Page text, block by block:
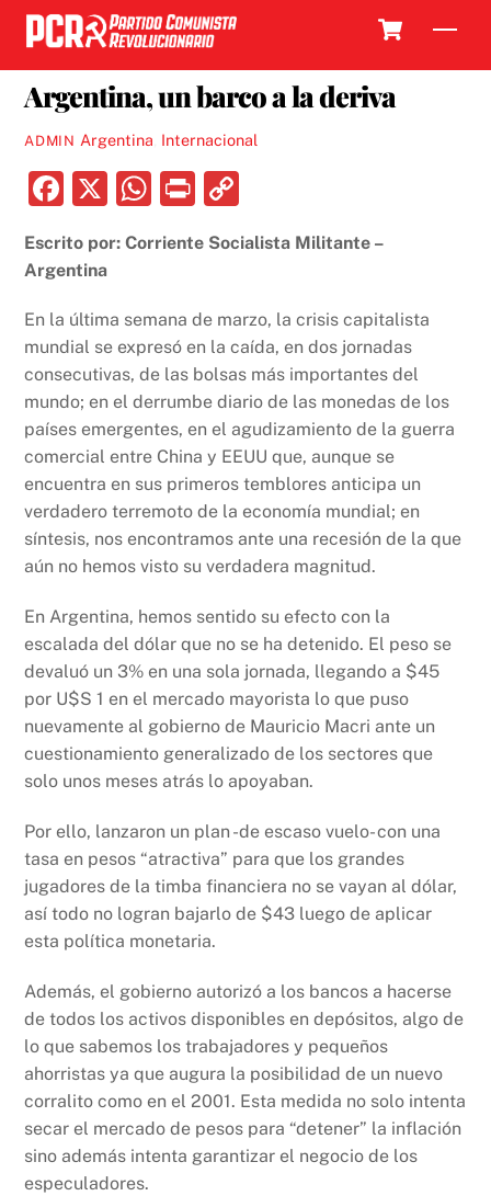
Skip
content
Argentina, un barco a la deriva
ADMIN Argentina Internacional
F
c
b
o
o
k
X
W
at
A
p
p
P
nt p
Li
n
k
Escrito por: Corriente Socialista Militante –
Argentina
En la última semana de marzo, la crisis capitalista
mundial se expresó en la caída, en dos jornadas
consecutivas, de las bolsas más importantes del
mundo; en el derrumbe diario de las monedas de los
países emergentes, en el agudizamiento de la guerra
comercial entre China y EEUU que, aunque se
encuentra en sus primeros temblores anticipa un
verdadero terremoto de la economía mundial; en
síntesis, nos encontramos ante una recesión de la que
aún no hemos visto su verdadera magnitud.
En Argentina, hemos sentido su efecto con la
escalada del dólar que no se ha detenido. El peso se
devaluó un 3% en una sola jornada, llegando a $45
por U$S 1 en el mercado mayorista lo que puso
nuevamente al gobierno de Mauricio Macri ante un
cuestionamiento generalizado de los sectores que
solo unos meses atrás lo apoyaban.
Por ello, lanzaron un plan -de escaso vuelo- con una
tasa en pesos “atractiva” para que los grandes
jugadores de la timba financiera no se vayan al dólar,
así todo no logran bajarlo de $43 luego de aplicar
esta política monetaria.
Además, el gobierno autorizó a los bancos a hacerse
de todos los activos disponibles en depósitos, algo de
lo que sabemos los trabajadores y pequeños
ahorristas ya que augura la posibilidad de un nuevo
corralito como en el 2001. Esta medida no solo intenta
secar el mercado de pesos para “detener” la inflación
sino además intenta garantizar el negocio de los
especuladores.